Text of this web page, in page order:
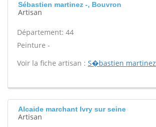
Sébastien martinez -, Bouvron
Artisan
Département: 44
Peinture -
Voir la fiche artisan : S�bastien martinez
Alcaide marchant Ivry sur seine
Artisan